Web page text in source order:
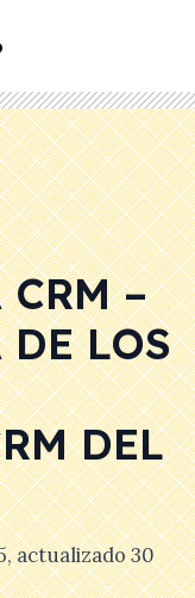
–
LOS
DEL
, actualizado30